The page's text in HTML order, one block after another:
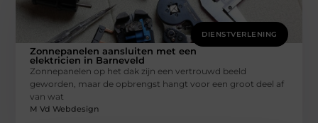
DIENSTVERLENING
Zonnepanelen aansluiten met een
elektricien in Barneveld
Zonnepanelen op het dak zijn een vertrouwd beeld
geworden, maar de opbrengst hangt voor een groot deel af
van wat
M Vd Webdesign